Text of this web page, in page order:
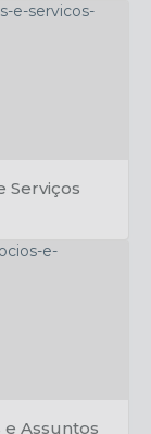
Serviços
Assuntos